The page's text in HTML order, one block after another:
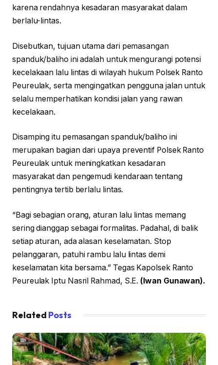
karena rendahnya kesadaran masyarakat dalam
berlalu-lintas.
Disebutkan, tujuan utama dari pemasangan
spanduk/baliho ini adalah untuk mengurangi potensi
kecelakaan lalu lintas di wilayah hukum Polsek Ranto
Peureulak, serta mengingatkan pengguna jalan untuk
selalu memperhatikan kondisi jalan yang rawan
kecelakaan.
Disamping itu pemasangan spanduk/baliho ini
merupakan bagian dari upaya preventif Polsek Ranto
Peureulak untuk meningkatkan kesadaran
masyarakat dan pengemudi kendaraan tentang
pentingnya tertib berlalu lintas.
“Bagi sebagian orang, aturan lalu lintas memang
sering dianggap sebagai formalitas. Padahal, di balik
setiap aturan, ada alasan keselamatan. Stop
pelanggaran, patuhi rambu lalu lintas demi
keselamatan kita bersama.” Tegas Kapolsek Ranto
Peureulak Iptu Nasril Rahmad, S.E. (Iwan Gunawan).
Related Posts